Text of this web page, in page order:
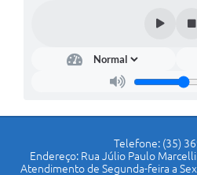
Telefone: (35)
Endereço: Rua Júlio Paulo
Atendimento de Segunda-feira a